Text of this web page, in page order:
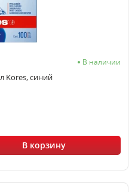
В наличии
Kores, синий
В корзину